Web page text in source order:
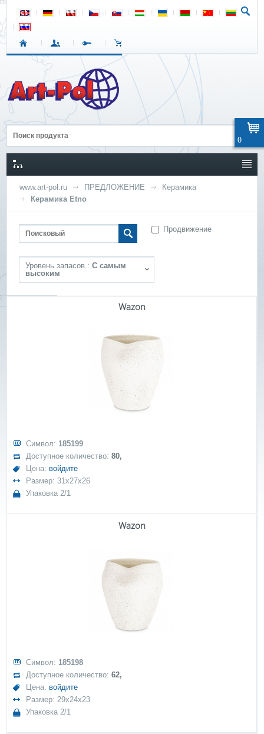
www.art-pol.ru ПРЕДЛОЖЕНИЕ
Керамика
Керамика Etno
Продвижение
Уровень запасов.: С самым
высоким
Wazon
Символ: 185199
Доступное количество:80,
Цена: войдите
Размер: 31x27x26
Упаковка 2/1
Wazon
Символ: 185198
Доступное количество:62,
Цена: войдите
Размер: 29x24x23
Упаковка 2/1
0